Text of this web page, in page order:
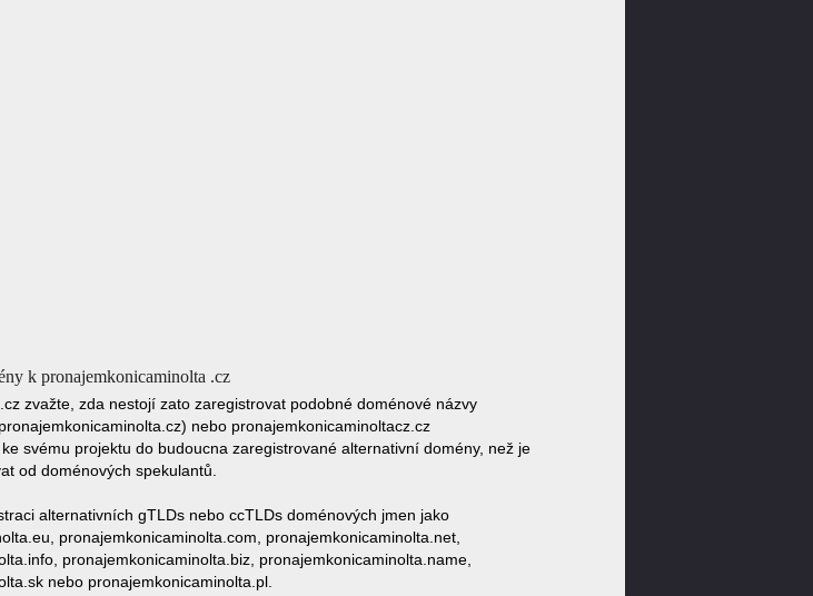
k pronajemkonicaminolta .cz
zvažte, zda nestojí zato zaregistrovat podobné doménové názvy
nebo pronajemkonicaminoltacz.cz
svému projektu do budoucna zaregistrované alternativní domény, než je
od doménových spekulantů.
alternativních gTLDs nebo ccTLDs doménových jmen jako
pronajemkonicaminolta.com, pronajemkonicaminolta.net,
pronajemkonicaminolta.biz, pronajemkonicaminolta.name,
nebo pronajemkonicaminolta.pl.